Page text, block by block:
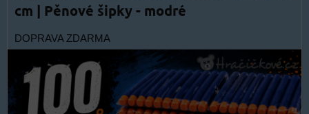
cm | Pěnové šipky - modré
DOPRAVA ZDARMA